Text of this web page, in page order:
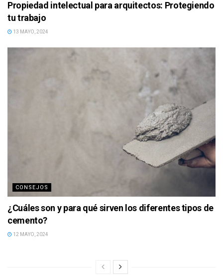
Propiedad intelectual para arquitectos: Protegiendo
tu trabajo
13 MAYO, 2024
CONSEJOS
¿Cuáles son y para qué sirven los diferentes tipos de
cemento?
12 MAYO, 2024